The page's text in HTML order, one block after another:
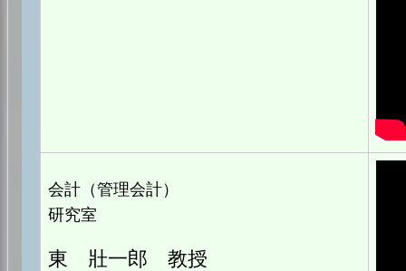
会計（管理会計）
研究室
東 壯一郎 教授